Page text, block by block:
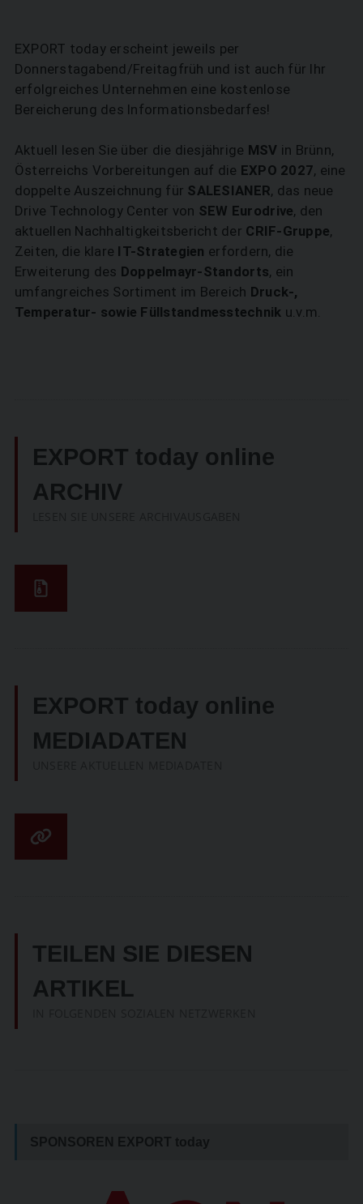
EXPORT today erscheint jeweils per
Donnerstagabend/Freitagfrüh und ist auch für Ihr
erfolgreiches Unternehmen eine kostenlose
Bereicherung des Informationsbedarfes!
Aktuell lesen Sie über die diesjährige MSV in Brünn,
Österreichs Vorbereitungen auf die EXPO 2027, eine
doppelte Auszeichnung für SALESIANER, das neue
Drive Technology Center von SEW Eurodrive, den
aktuellen Nachhaltigkeitsbericht der CRIF-Gruppe,
Zeiten, die klare IT-Strategien erfordern, die
Erweiterung des Doppelmayr-Standorts, ein
umfangreiches Sortiment im Bereich Druck-,
Temperatur- sowie Füllstandmesstechnik u.v.m.
EXPORT today online
ARCHIV
EXPORT today online
MEDIADATEN
TEILEN SIE DIESEN
ARTIKEL
SPONSOREN EXPORT today